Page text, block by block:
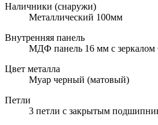
Наличники (снаружи)
Металлический 100мм
Внутренняя панель
МДФ панель 16 мм с зеркалом
Цвет металла
Муар черный (матовый)
Петли
3 петли с закрытым